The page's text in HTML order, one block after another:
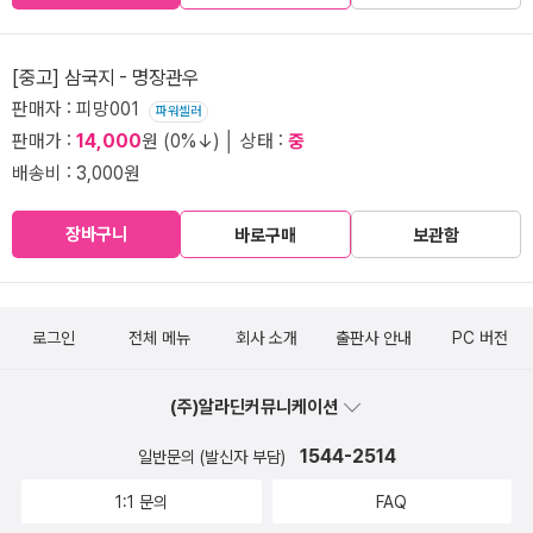
[중고] 삼국지 - 명장관우
판매자 : 피망001 파워셀러
판매가 : 14,000원 (0%↓) │ 상태 : 중
배송비 : 3,000원
장바구니 바로구매 보관함
로그인 전체 메뉴 회사 소개 출판사 안내 PC 버전
(주)알라딘커뮤니케이션
일반문의 (발신자 부담) 1544-2514
1:1 문의 FAQ